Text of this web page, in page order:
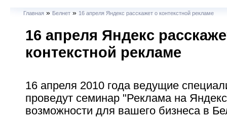
Главная » Белнет » 16 апреля Яндекс расскажет о контекстной рекламе
16 апреля Яндекс
контекстной рекламе
16 апреля 2010 года ведущие
проведут семинар "Реклама на
возможности для вашего бизнеса в